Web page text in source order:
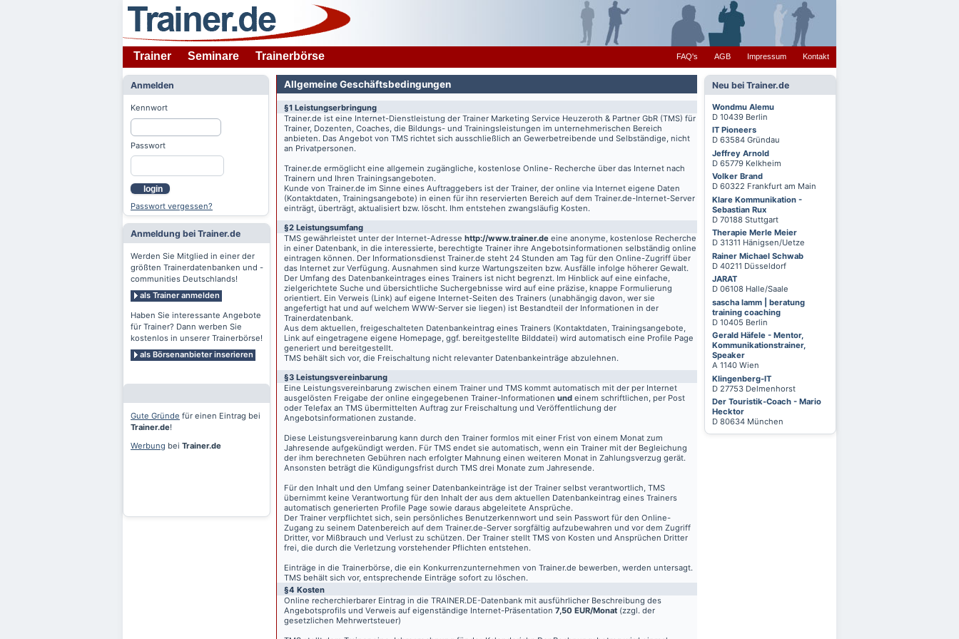
Trainer Seminare Trainerbörse FAQ's AGB Impressum Kontakt
Anmelden
Kennwort
Passwort
login
Passwort vergessen?
Anmeldung bei Trainer.de
Werden Sie Mitglied in einer der
größten Trainerdatenbanken und -
communities Deutschlands!
als Trainer anmelden
Haben Sie interessante Angebote
für Trainer? Dann werben Sie
kostenlos in unserer Trainerbörse!
als Börsenanbieter inserieren
Gute Gründe für einen Eintrag bei
Trainer.de!
Werbung bei Trainer.de
Neu bei Trainer.de
Wondmu Alemu
D 10439 Berlin
IT Pioneers
D 63584 Gründau
Jeffrey Arnold
D 65779 Kelkheim
Volker Brand
D 60322 Frankfurt am Main
Klare Kommunikation -
Sebastian Rux
D 70188 Stuttgart
Therapie Merle Meier
D 31311 Hänigsen/Uetze
Rainer Michael Schwab
D 40211 Düsseldorf
JARAT
D 06108 Halle/Saale
sascha lamm | beratung
training coaching
D 10405 Berlin
Gerald Häfele - Mentor,
Kommunikationstrainer,
Speaker
A 1140 Wien
Klingenberg-IT
D 27753 Delmenhorst
Der Touristik-Coach - Mario
Hecktor
D 80634 München
Allgemeine Geschäftsbedingungen
§1 Leistungserbringung
Trainer.de ist eine Internet-Dienstleistung der Trainer Marketing Service Heuzeroth & Partner GbR (TMS) für
Trainer, Dozenten, Coaches, die Bildungs- und Trainingsleistungen im unternehmerischen Bereich
anbieten. Das Angebot von TMS richtet sich ausschließlich an Gewerbetreibende und Selbständige, nicht
an Privatpersonen.
Trainer.de ermöglicht eine allgemein zugängliche, kostenlose Online- Recherche über das Internet nach
Trainern und Ihren Trainingsangeboten.
Kunde von Trainer.de im Sinne eines Auftraggebers ist der Trainer, der online via Internet eigene Daten
(Kontaktdaten, Trainingsangebote) in einen für ihn reservierten Bereich auf dem Trainer.de-Internet-Server
einträgt, überträgt, aktualisiert bzw. löscht. Ihm entstehen zwangsläufig Kosten.
§2 Leistungsumfang
TMS gewährleistet unter der Internet-Adresse http://www.trainer.de eine anonyme, kostenlose Recherche
in einer Datenbank, in die interessierte, berechtigte Trainer ihre Angebotsinformationen selbständig online
eintragen können. Der Informationsdienst Trainer.de steht 24 Stunden am Tag für den Online-Zugriff über
das Internet zur Verfügung. Ausnahmen sind kurze Wartungszeiten bzw. Ausfälle infolge höherer Gewalt.
Der Umfang des Datenbankeintrages eines Trainers ist nicht begrenzt. Im Hinblick auf eine einfache,
zielgerichtete Suche und übersichtliche Suchergebnisse wird auf eine präzise, knappe Formulierung
orientiert. Ein Verweis (Link) auf eigene Internet-Seiten des Trainers (unabhängig davon, wer sie
angefertigt hat und auf welchem WWW-Server sie liegen) ist Bestandteil der Informationen in der
Trainerdatenbank.
Aus dem aktuellen, freigeschalteten Datenbankeintrag eines Trainers (Kontaktdaten, Trainingsangebote,
Link auf eingetragene eigene Homepage, ggf. bereitgestellte Bilddatei) wird automatisch eine Profile Page
generiert und bereitgestellt.
TMS behält sich vor, die Freischaltung nicht relevanter Datenbankeinträge abzulehnen.
§3 Leistungsvereinbarung
Eine Leistungsvereinbarung zwischen einem Trainer und TMS kommt automatisch mit der per Internet
ausgelösten Freigabe der online eingegebenen Trainer-Informationen und einem schriftlichen, per Post
oder Telefax an TMS übermittelten Auftrag zur Freischaltung und Veröffentlichung der
Angebotsinformationen zustande.
Diese Leistungsvereinbarung kann durch den Trainer formlos mit einer Frist von einem Monat zum
Jahresende aufgekündigt werden. Für TMS endet sie automatisch, wenn ein Trainer mit der Begleichung
der ihm berechneten Gebühren nach erfolgter Mahnung einen weiteren Monat in Zahlungsverzug gerät.
Ansonsten beträgt die Kündigungsfrist durch TMS drei Monate zum Jahresende.
Für den Inhalt und den Umfang seiner Datenbankeinträge ist der Trainer selbst verantwortlich, TMS
übernimmt keine Verantwortung für den Inhalt der aus dem aktuellen Datenbankeintrag eines Trainers
automatisch generierten Profile Page sowie daraus abgeleitete Ansprüche.
Der Trainer verpflichtet sich, sein persönliches Benutzerkennwort und sein Passwort für den Online-
Zugang zu seinem Datenbereich auf dem Trainer.de-Server sorgfältig aufzubewahren und vor dem Zugriff
Dritter, vor Mißbrauch und Verlust zu schützen. Der Trainer stellt TMS von Kosten und Ansprüchen Dritter
frei, die durch die Verletzung vorstehender Pflichten entstehen.
Einträge in die Trainerbörse, die ein Konkurrenzunternehmen von Trainer.de bewerben, werden untersagt.
TMS behält sich vor, entsprechende Einträge sofort zu löschen.
§4 Kosten
Online recherchierbarer Eintrag in die TRAINER.DE-Datenbank mit ausführlicher Beschreibung des
Angebotsprofils und Verweis auf eigenständige Internet-Präsentation 7,50 EUR/Monat (zzgl. der
gesetzlichen Mehrwertsteuer)